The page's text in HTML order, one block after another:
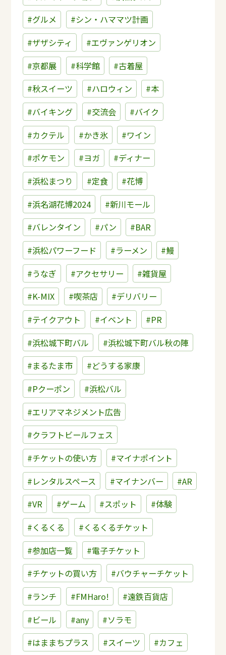
#グルメ
#シン・ハママツ計画
#ザザシティ
#エヴァンゲリオン
#京都展
#科学館
#古着屋
#秋スイーツ
#ハロウィン
#本
#バイキング
#交流会
#バイク
#カクテル
#かき氷
#ワイン
#ポケモン
#ヨガ
#ディナー
#浜松まつり
#定食
#花博
#浜名湖花博2024
#新川モール
#バレンタイン
#パン
#BAR
#浜松パワーフード
#ラーメン
#鰻
#うなぎ
#アクセサリー
#雑貨屋
#K-MIX
#喫茶店
#デリバリー
#テイクアウト
#イベント
#PR
#浜松城下町バル
#浜松城下町バル秋の陣
#まるたま市
#どうする家康
#Pクーポン
#浜松バル
#エリアマネジメント広告
#クラフトビールフェス
#チケットの使い方
#マイナポイント
#レンタルスペース
#マイナンバー
#AR
#VR
#ゲーム #スポット
#体験
#くるくる
#くるくるチケット
#参加店一覧
#電子チケット
#チケットの買い方
#バウチャーチケット
#ランチ
#FMHaro!
#遠鉄百貨店
#ビール
#any
#ソラモ
#はままちプラス
#スイーツ #カフェ